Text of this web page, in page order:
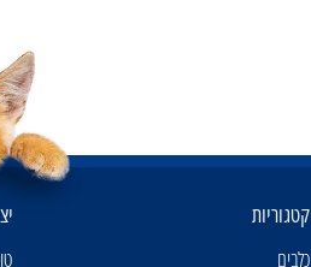
קטגוריות
כלבים